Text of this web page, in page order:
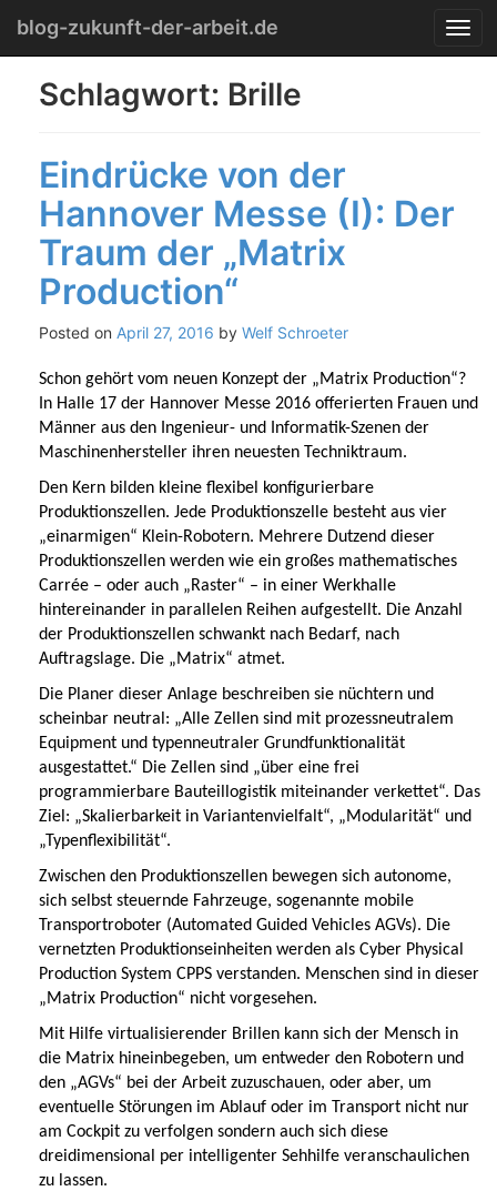
Menu
content
T
o
blog-zukunft-der-arbeit.de
Schlagwort: Brille
Eindrücke von der
Hannover Messe (I): Der
Traum der „Matrix
Production“
Posted on April 27, 2016 by Welf Schroeter
Schon gehört vom neuen Konzept der „Matrix Production“?
In Halle 17 der Hannover Messe 2016 offerierten Frauen und
Männer aus den Ingenieur- und Informatik-Szenen der
Maschinenhersteller ihren neuesten Techniktraum.
Den Kern bilden kleine flexibel konfigurierbare
Produktionszellen. Jede Produktionszelle besteht aus vier
„einarmigen“ Klein-Robotern. Mehrere Dutzend dieser
Produktionszellen werden wie ein großes mathematisches
Carrée – oder auch „Raster“ – in einer Werkhalle
hintereinander in parallelen Reihen aufgestellt. Die Anzahl
der Produktionszellen schwankt nach Bedarf, nach
Auftragslage. Die „Matrix“ atmet.
Die Planer dieser Anlage beschreiben sie nüchtern und
scheinbar neutral: „Alle Zellen sind mit prozessneutralem
Equipment und typenneutraler Grundfunktionalität
ausgestattet.“ Die Zellen sind „über eine frei
programmierbare Bauteillogistik miteinander verkettet“. Das
Ziel: „Skalierbarkeit in Variantenvielfalt“, „Modularität“ und
„Typenflexibilität“.
Zwischen den Produktionszellen bewegen sich autonome,
sich selbst steuernde Fahrzeuge, sogenannte mobile
Transportroboter (Automated Guided Vehicles AGVs). Die
vernetzten Produktionseinheiten werden als Cyber Physical
Production System CPPS verstanden. Menschen sind in dieser
„Matrix Production“ nicht vorgesehen.
Mit Hilfe virtualisierender Brillen kann sich der Mensch in
die Matrix hineinbegeben, um entweder den Robotern und
den „AGVs“ bei der Arbeit zuzuschauen, oder aber, um
eventuelle Störungen im Ablauf oder im Transport nicht nur
am Cockpit zu verfolgen sondern auch sich diese
dreidimensional per intelligenter Sehhilfe veranschaulichen
zu lassen.